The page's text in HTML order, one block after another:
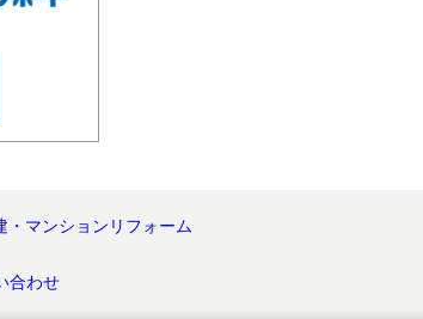
・マンションリフォーム
合わせ